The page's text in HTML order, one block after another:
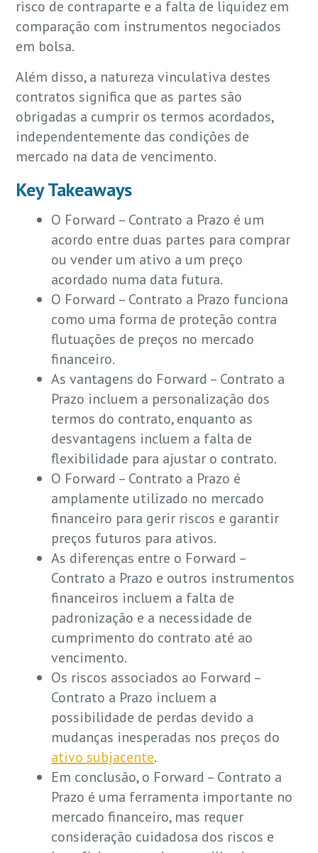
risco de contraparte e a falta de liquidez em
comparação com instrumentos negociados
em bolsa.
Além disso, a natureza vinculativa destes
contratos significa que as partes são
obrigadas a cumprir os termos acordados,
independentemente das condições de
mercado na data de vencimento.
Key Takeaways
O Forward – Contrato a Prazo é um
acordo entre duas partes para comprar
ou vender um ativo a um preço
acordado numa data futura.
O Forward – Contrato a Prazo funciona
como uma forma de proteção contra
flutuações de preços no mercado
financeiro.
As vantagens do Forward – Contrato a
Prazo incluem a personalização dos
termos do contrato, enquanto as
desvantagens incluem a falta de
flexibilidade para ajustar o contrato.
O Forward – Contrato a Prazo é
amplamente utilizado no mercado
financeiro para gerir riscos e garantir
preços futuros para ativos.
As diferenças entre o Forward –
Contrato a Prazo e outros instrumentos
financeiros incluem a falta de
padronização e a necessidade de
cumprimento do contrato até ao
vencimento.
Os riscos associados ao Forward –
Contrato a Prazo incluem a
possibilidade de perdas devido a
mudanças inesperadas nos preços do
ativo subjacente.
Em conclusão, o Forward – Contrato a
Prazo é uma ferramenta importante no
mercado financeiro, mas requer
consideração cuidadosa dos riscos e